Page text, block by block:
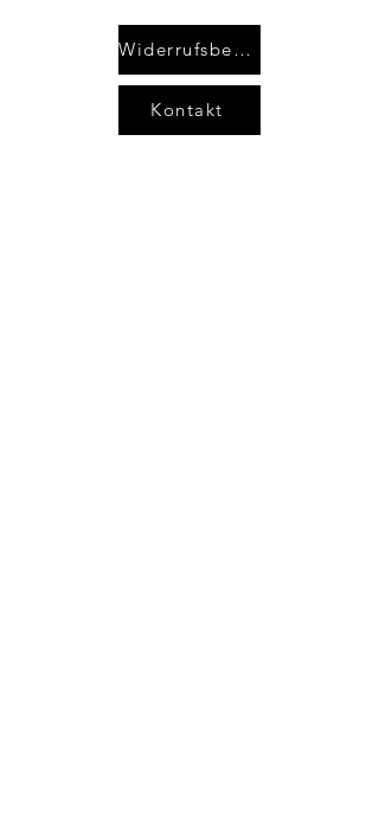
Widerrufsbelehrung
Kontakt